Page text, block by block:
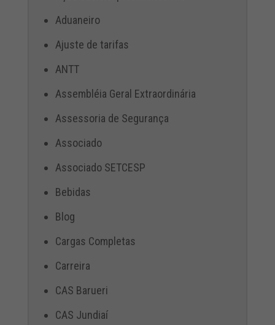
Aduaneiro
Ajuste de tarifas
ANTT
Assembléia Geral Extraordinária
Assessoria de Segurança
Associado
Associado SETCESP
Bebidas
Blog
Cargas Completas
Carreira
CAS Barueri
CAS Jundiaí